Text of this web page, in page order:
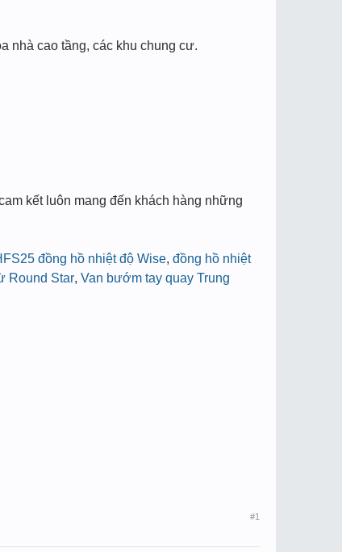
nhà cao tầng, các khu chung cư.
kết luôn mang đến khách hàng những
đồng hồ nhiệt độ Wise, đồng hồ nhiệt
Round Star, Van bướm tay quay Trung
#1